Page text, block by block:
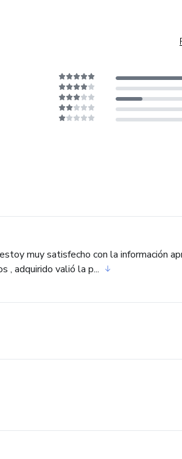
muy satisfecho con la información
, adquirido valió la p...